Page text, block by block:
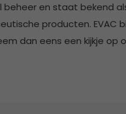
en staat bekend
producten. EVAC
dan eens een kijkje op